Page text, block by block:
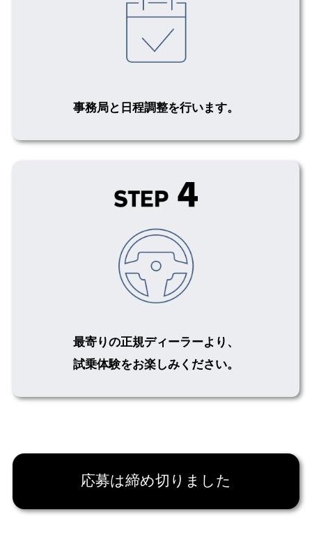
事務局と日程調整を行います。
最寄りの正規ディーラーより、
試乗体験をお楽しみください。
応募は締め切りました